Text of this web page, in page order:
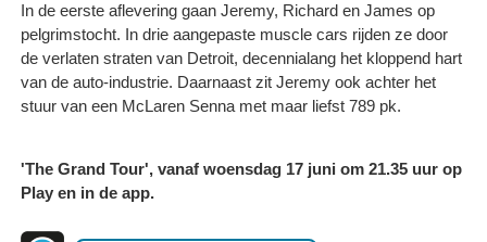
In de eerste aflevering gaan Jeremy, Richard en James op
pelgrimstocht. In drie aangepaste muscle cars rijden ze door
de verlaten straten van Detroit, decennialang het kloppend hart
van de auto-industrie. Daarnaast zit Jeremy ook achter het
stuur van een McLaren Senna met maar liefst 789 pk.
'The Grand Tour', vanaf woensdag 17 juni om 21.35 uur op
Play en in de app.